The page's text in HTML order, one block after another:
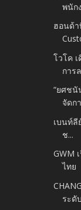
พนัก
ฮอนด้า
โวโค
การ
“ยศชนั
จัดก
เบนท์ลี
ช...
GWM
ไทย
ระดั